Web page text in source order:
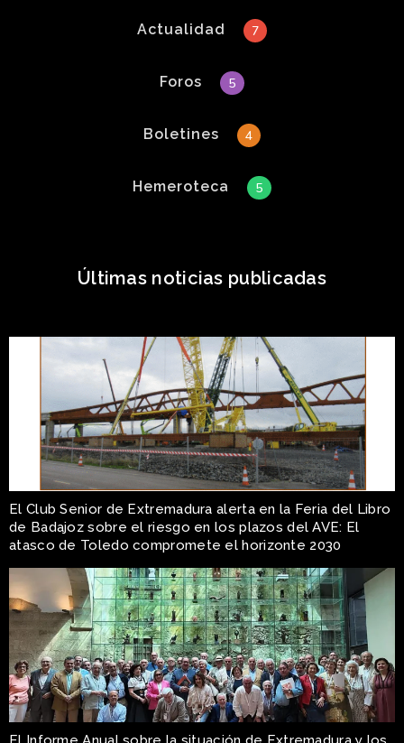
Actualidad 7
Foros 5
Boletines 4
Hemeroteca 5
Últimas noticias publicadas
El Club Senior de Extremadura alerta en la Feria del Libro
de Badajoz sobre el riesgo en los plazos del AVE: El
atasco de Toledo compromete el horizonte 2030